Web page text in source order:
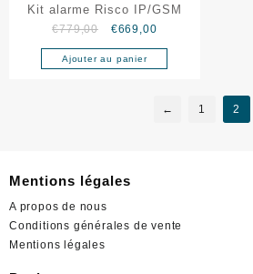
Kit alarme Risco IP/GSM
€779,00 €669,00
Ajouter au panier
← 1 2
Mentions légales
A propos de nous
Conditions générales de vente
Mentions légales